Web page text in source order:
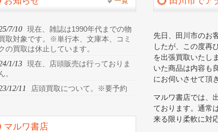
先日、田川市のお
したが、この度再
を出張買取いたし
いた商品は内容も
にお伺いさせて頂
マルワ書店では、
ております。通常
来る限り柔軟に対
7/10
現在、雑誌は1990年代までの物
取対象です。※単行本、文庫本、コミ
の買取は休止しています。
1/13
現在、店頭販売は行っておりま
。
12/11 店頭買取について。※要予約
マルワ書店